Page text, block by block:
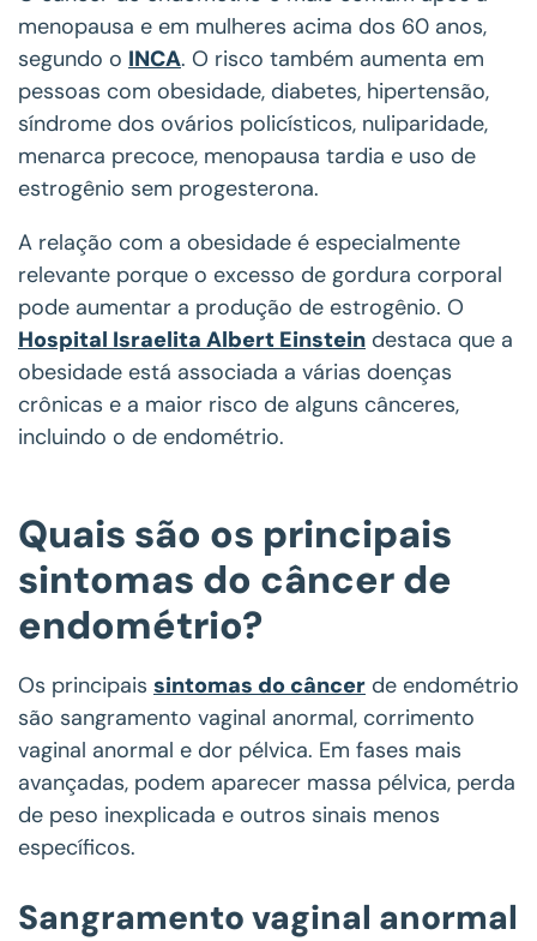
menopausa e em mulheres acima dos 60 anos,
segundo o INCA. O risco também aumenta em
pessoas com obesidade, diabetes, hipertensão,
síndrome dos ovários policísticos, nuliparidade,
menarca precoce, menopausa tardia e uso de
estrogênio sem progesterona.
A relação com a obesidade é especialmente
relevante porque o excesso de gordura corporal
pode aumentar a produção de estrogênio. O
Hospital Israelita Albert Einstein destaca que a
obesidade está associada a várias doenças
crônicas e a maior risco de alguns cânceres,
incluindo o de endométrio.
Quais são os principais
sintomas do câncer de
endométrio?
Os principais sintomas do câncer de endométrio
são sangramento vaginal anormal, corrimento
vaginal anormal e dor pélvica. Em fases mais
avançadas, podem aparecer massa pélvica, perda
de peso inexplicada e outros sinais menos
específicos.
Sangramento vaginal anormal